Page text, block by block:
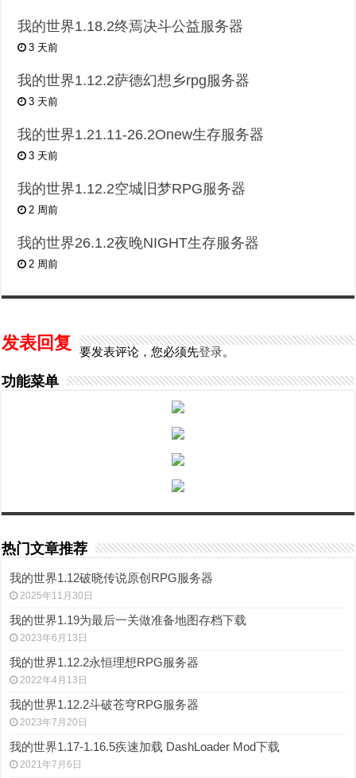
我的世界1.18.2终焉决斗公益服务器
3 天前
我的世界1.12.2萨德幻想乡rpg服务器
3 天前
我的世界1.21.11-26.2Onew生存服务器
3 天前
我的世界1.12.2空城旧梦RPG服务器
2 周前
我的世界26.1.2夜晚NIGHT生存服务器
2 周前
发表回复 要发表评论，您必须先登录。
功能菜单
热门文章推荐
我的世界1.12破晓传说原创RPG服务器
2025年11月30日
我的世界1.19为最后一关做准备地图存档下载
2023年6月13日
我的世界1.12.2永恒理想RPG服务器
2022年4月13日
我的世界1.12.2斗破苍穹RPG服务器
2023年7月20日
我的世界1.17-1.16.5疾速加载 DashLoader Mod下载
2021年7月6日